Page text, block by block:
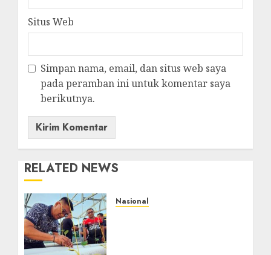
Situs Web
Simpan nama, email, dan situs web saya
pada peramban ini untuk komentar saya
berikutnya.
RELATED NEWS
Nasional